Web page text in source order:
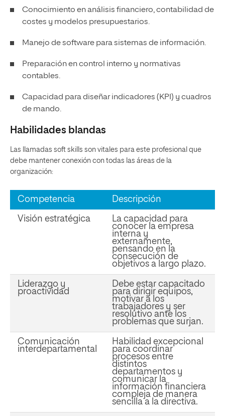
Conocimiento en análisis financiero, contabilidad de
costes y modelos presupuestarios.
Manejo de software para sistemas de información.
Preparación en control interno y normativas
contables.
Capacidad para diseñar indicadores (KPI) y cuadros
de mando.
Habilidades blandas
Las llamadas soft skills son vitales para este profesional que
debe mantener conexión con todas las áreas de la
organización:
Competencia Descripción
Visión estratégica
La capacidad para
conocer la empresa
interna y
externamente,
pensando en la
consecución de
objetivos a largo plazo.
Liderazgo y
proactividad
Debe estar capacitado
para dirigir equipos,
motivar a los
trabajadores y ser
resolutivo ante los
problemas que surjan.
Comunicación
interdepartamental
Habilidad excepcional
para coordinar
procesos entre
distintos
departamentos y
comunicar la
información financiera
compleja de manera
sencilla a la directiva.